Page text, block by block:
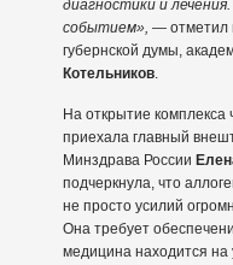
диагностики и
событием», — отметил
губернской думы,
Котельников.
На открытие
приехала главный
Минздрава России
подчеркнула, что
не просто усилий
Она требует
медицина находится